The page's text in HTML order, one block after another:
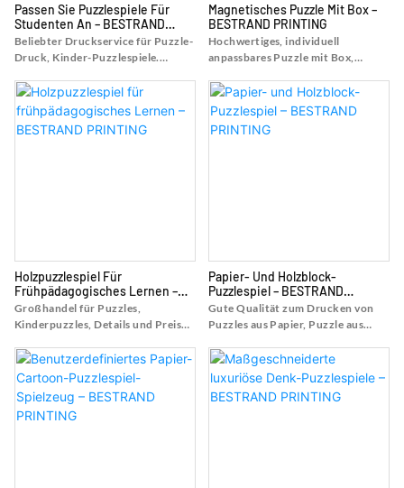
Passen Sie Puzzlespiele Für
Studenten An – BESTRAND
PRINTING
Beliebter Druckservice für Puzzle-
Druck, Kinder-Puzzlespiele.
Puzzle-Puzzle-Druck vom
beliebten Druckservice für Puzzle-
Druck, Kinder-Puzzlespiele –
Shanghai Bestrand Printing
Magnetisches Puzzle Mit Box –
BESTRAND PRINTING
Hochwertiges, individuell
anpassbares Puzzle mit Box,
Thema Puzzle. Puzzle-Druck von
hoher Qualität, individuell
anpassbares Puzzle mit Box –
Shanghai Bestrand Printing
Holzpuzzlespiel Für
Frühpädagogisches Lernen –
BESTRAND PRINTING
Großhandel für Puzzles,
Kinderpuzzles, Details und Preise
Großhandel für Puzzles,
Kinderpuzzles – Shanghai
Bestrand Printing Technology Co.,
Ltd
Papier- Und Holzblock-
Puzzlespiel – BESTRAND
PRINTING
Gute Qualität zum Drucken von
Puzzles aus Papier, Puzzle aus
Preise zum Drucken von Puzzles
aus Papier von guter Qualität zum
Drucken von Puzzles aus Papier,
Puzzle aus Holz für Erwachsene –